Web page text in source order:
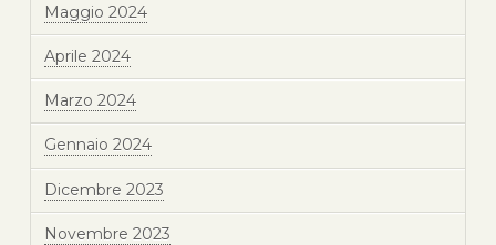
Maggio 2024
Aprile 2024
Marzo 2024
Gennaio 2024
Dicembre 2023
Novembre 2023